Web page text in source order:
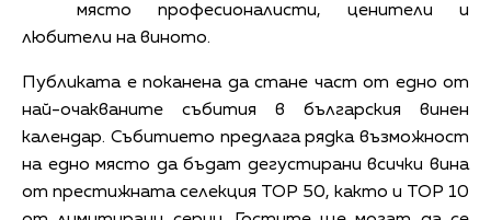
място професионалисти, ценители и
любители на виното.
Публиката е поканена да стане част от едно от
най-очакваните събития в българския винен
календар. Събитието предлага рядка възможност
на едно място да бъдат дегустирани всички вина
от престижната селекция TOP 50, както и TOP 10